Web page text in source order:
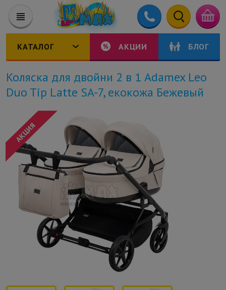
КАТАЛОГ АКЦИИ БЛОГ
Коляска для двойни 2 в 1 Adamex Leo
Duo Tip Latte SA-7, екокожа Бежевый